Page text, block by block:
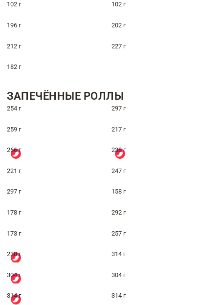
102 г 102 г
196 г 202 г
212 г 227 г
182 г
ЗАПЕЧЁННЫЕ РОЛЛЫ
254 г 297 г
259 г 217 г
266 г 238 г
221 г 247 г
297 г 158 г
178 г 292 г
173 г 257 г
238 г 314 г
304 г 304 г
314 г 314 г